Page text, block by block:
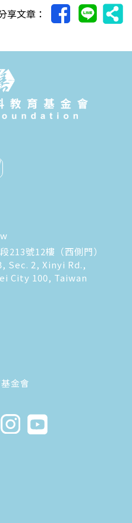
享文章：
213號12樓（西側門）
Sec. 2, Xinyi Rd.,
City 100, Taiwan
金會